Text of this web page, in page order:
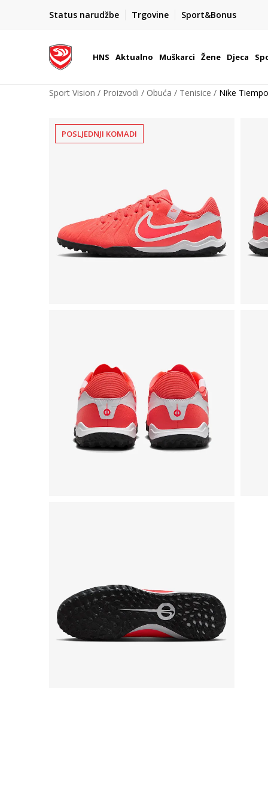
Status narudžbe Trgovine Sport&Bonus
BOX NOW
Dostava 1,50 €
| Više od 800 paketomata u Hrvatskoj
HNS Aktualno Muškarci Žene Djeca
Sport Vision Proizvodi Obuća Tenisice Nike
POSLJEDNJI KOMADI